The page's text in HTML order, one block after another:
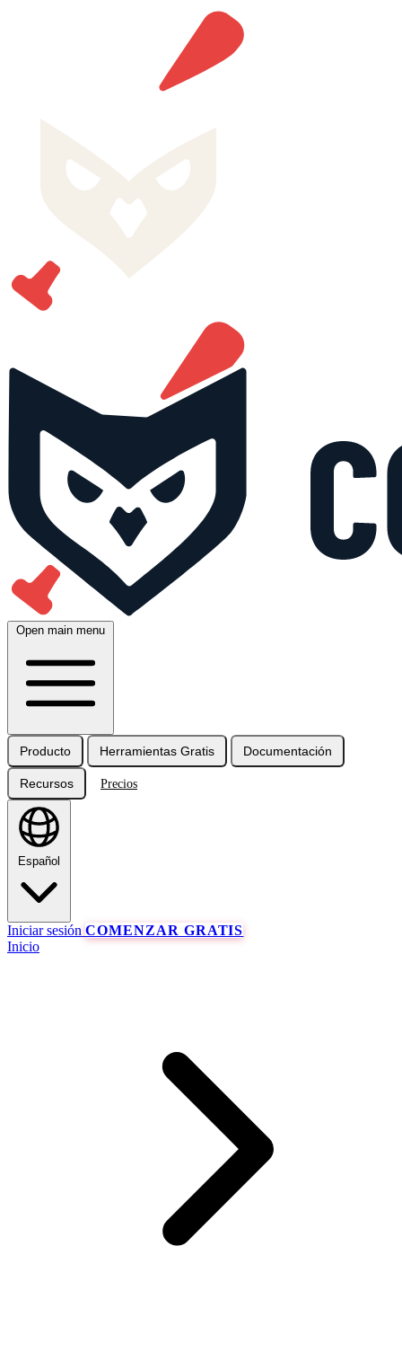
Open main menu
Producto Herramientas Gratis Documentación
Recursos Precios
Español
Iniciar sesión COMENZAR GRATIS
Inicio